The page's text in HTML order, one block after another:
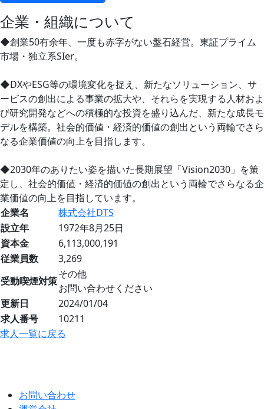
企業・組織について
◆創業50有余年、一度も赤字がない盤石経営。東証プライム
市場・独立系SIer。
◆DXやESG等の環境変化を捉え、新たなソリューション、サ
ービスの創出による事業の拡大や、それらを実現する人材およ
び研究開発などへの積極的な投資を盛り込んだ、新たな成長モ
デルを構築。社会的価値・経済的価値の創出という両輪でさら
なる企業価値の向上を目指します。
◆2030年のありたい姿を描いた長期展望「Vision2030」を策
定し、社会的価値・経済的価値の創出という両輪でさらなる企
業価値の向上を目指しています。
企業名
株式会社DTS
設立年
1972年8月25日
資本金
6,113,000,191
従業員数
3,269
受動喫煙対策
その他
お問い合わせください
更新日
2024/01/04
求人番号
10211
求人一覧に戻る
お問い合わせ